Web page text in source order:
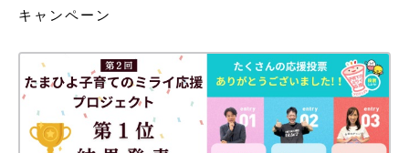
(文・ナキナキ)
があります。あらかじめご了承ください。
●記事の内容は記載当時の情報であり、現在と異なる場合があり
ます。
キャンペーン